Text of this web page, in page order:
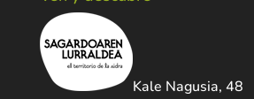
Kale Nagusia, 48